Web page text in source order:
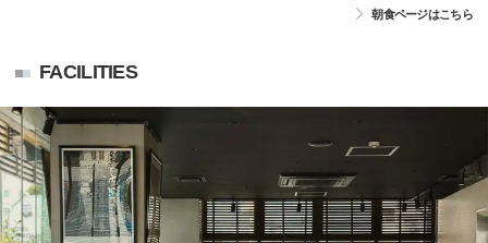
朝食ページはこちら
FACILITIES